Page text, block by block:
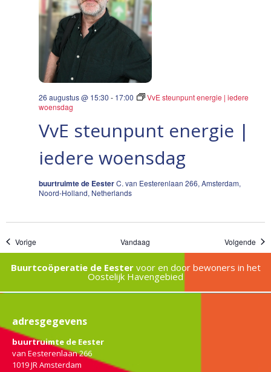
VvE steunpunt energie |
iedere woensdag
26 augustus @ 15:30 - 17:00
VvE steunpunt energie | iedere
woensdag
buurtruimte de EesterC. van Eesterenlaan 266, Amsterdam,
Noord-Holland, Netherlands
Vorige Vandaag Volgende
Buurtcoöperatie de Eestervoor en door bewoners in het
Oostelijk Havengebied
adresgegevens
buurtruimte de Eester
van Eesterenlaan 266
1019 JR Amsterdam